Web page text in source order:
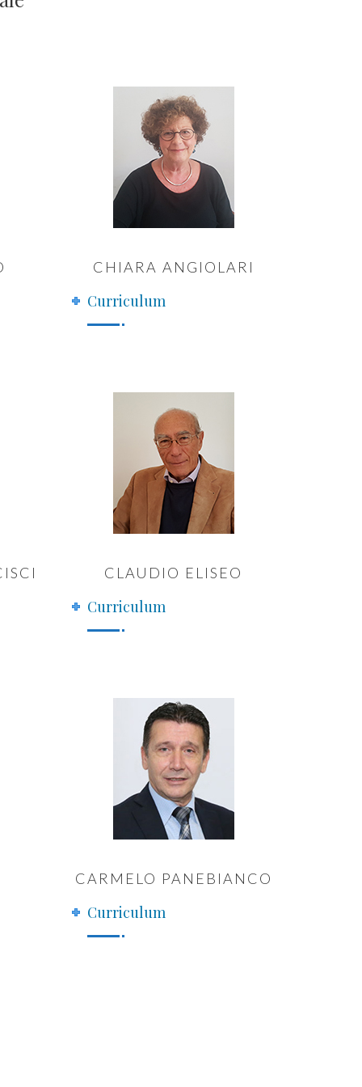
CHIARA ANGIOLARI
Curriculum
CLAUDIO ELISEO
Curriculum
CARMELO PANEBIANCO
Curriculum